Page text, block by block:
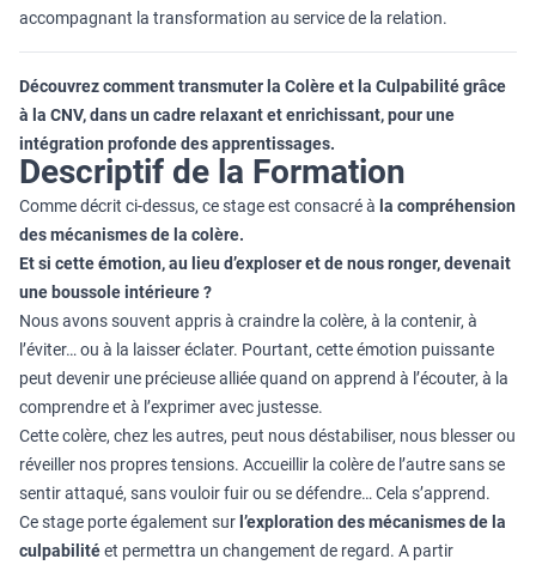
accompagnant la transformation au service de la relation.
Découvrez comment transmuter la Colère et la Culpabilité grâce
à la CNV, dans un cadre relaxant et enrichissant, pour une
intégration profonde des apprentissages.
Descriptif de la Formation
Comme décrit ci-dessus, ce stage est consacré à la compréhension
des mécanismes de la colère.
Et si cette émotion, au lieu d’exploser et de nous ronger, devenait
une boussole intérieure ?
Nous avons souvent appris à craindre la colère, à la contenir, à
l’éviter… ou à la laisser éclater. Pourtant, cette émotion puissante
peut devenir une précieuse alliée quand on apprend à l’écouter, à la
comprendre et à l’exprimer avec justesse.
Cette colère, chez les autres, peut nous déstabiliser, nous blesser ou
réveiller nos propres tensions. Accueillir la colère de l’autre sans se
sentir attaqué, sans vouloir fuir ou se défendre… Cela s’apprend.
Ce stage porte également sur l’exploration des mécanismes de la
culpabilitéet permettra un changement de regard. A partir